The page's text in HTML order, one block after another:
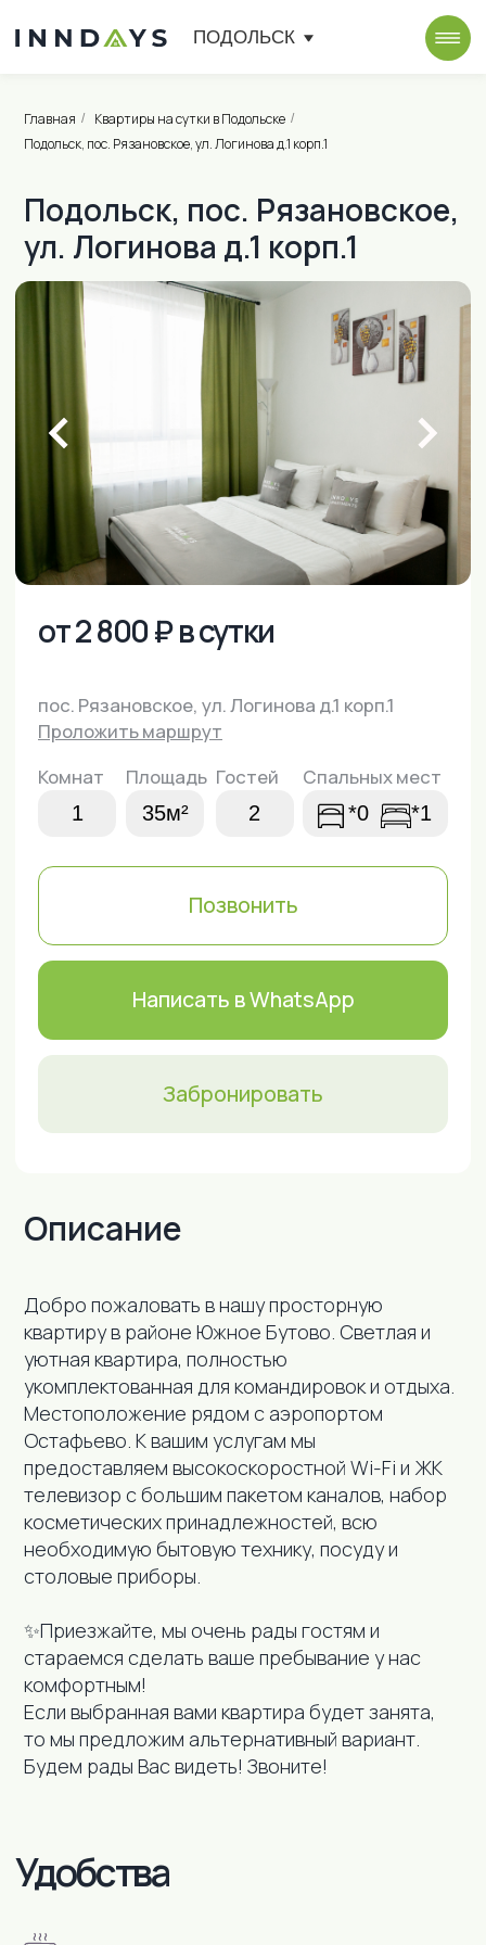
ПОДОЛЬСК
Главная / Квартиры на сутки в Подольске /
Подольск, пос. Рязановское, ул. Логинова д.1 корп.1
Подольск, пос. Рязановское,
ул. Логинова д.1 корп.1
Щербинка
Проложить маршрут
от 2 800 ₽ в сутки
Написать в WhatsApp
Позвонить
Забронировать
пос. Рязановское, ул. Логинова д.1 корп.1
Площадь Гостей Спальных мест
1 35м² 2 *1
Описание
Добро пожаловать в нашу просторную
квартиру в районе Южное Бутово. Светлая и
уютная квартира, полностью
укомплектованная для командировок и отдыха.
Местоположение рядом с аэропортом
Остафьево. К вашим услугам мы
предоставляем высокоскоростной Wi-Fi и ЖК
телевизор с большим пакетом каналов, набор
косметических принадлежностей, всю
необходимую бытовую технику, посуду и
столовые приборы.
✨Приезжайте, мы очень рады гостям и
стараемся сделать ваше пребывание у нас
комфортным!
Если выбранная вами квартира будет занята,
то мы предложим альтернативный вариант.
Будем рады Вас видеть! Звоните!
Удобства
В пешей доступности